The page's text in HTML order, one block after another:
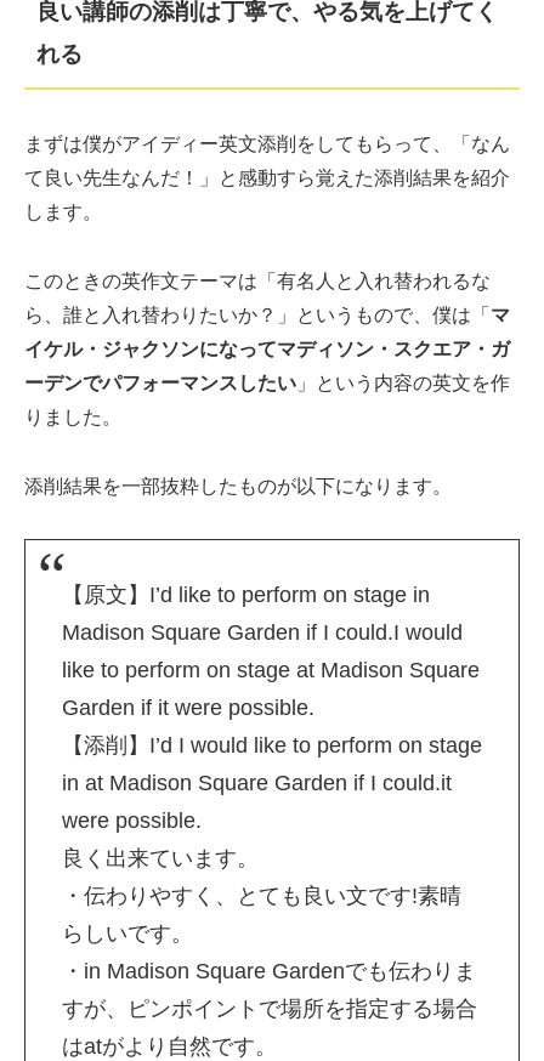
良い講師の添削は丁寧で、やる気を上げてく
れる
まずは僕がアイディー英文添削をしてもらって、「なん
て良い先生なんだ！」と感動すら覚えた添削結果を紹介
します。
このときの英作文テーマは「有名人と入れ替われるな
ら、誰と入れ替わりたいか？」というもので、僕は「 マ
イケル・ジャクソンになってマディソン・スクエア・ガ
ーデンでパフォーマンスしたい 」という内容の英文を作
りました。
添削結果を一部抜粋したものが以下になります。
【原文】I’d like to perform on stage in
Madison Square Garden if I could.I would
like to perform on stage at Madison Square
Garden if it were possible.
【添削】I’d I would like to perform on stage
in at Madison Square Garden if I could.it
were possible.
良く出来ています。
・伝わりやすく、とても良い文です!素晴
らしいです。
・in Madison Square Gardenでも伝わりま
すが、ピンポイントで場所を指定する場合
はatがより自然です。